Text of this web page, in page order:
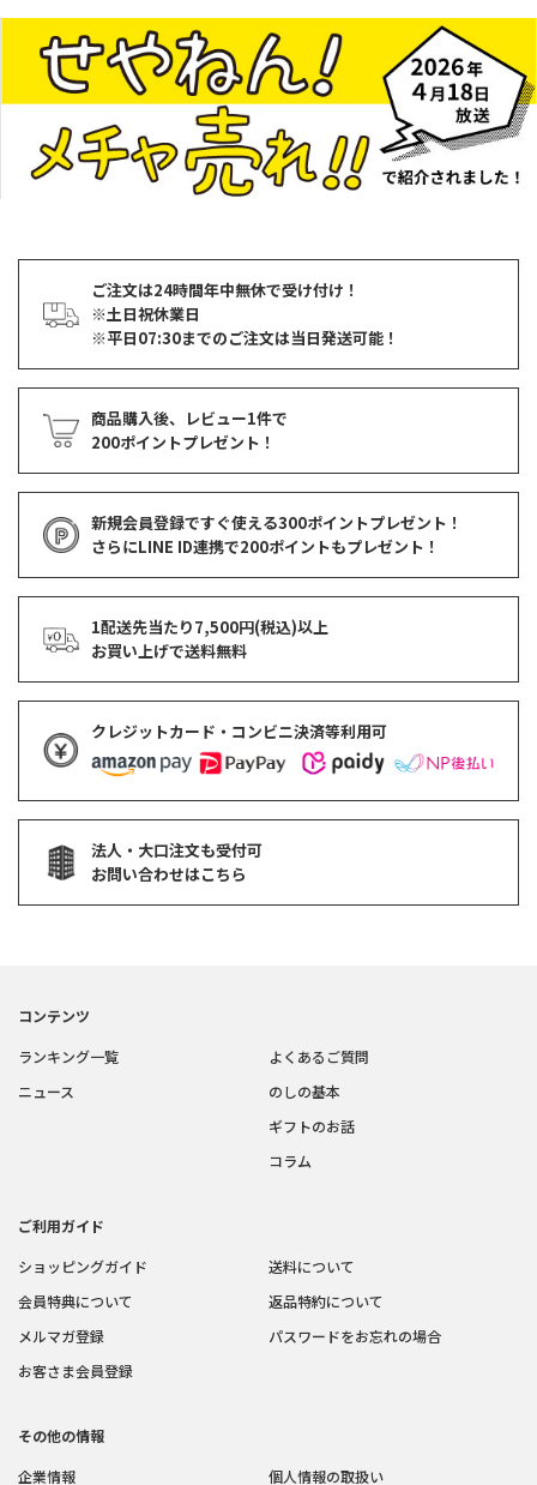
ご注文は24時間年中無休で受け付け！
※土日祝休業日
※平日07:30までのご注文は当日発送可能！
商品購入後、レビュー1件で
200ポイントプレゼント！
新規会員登録ですぐ使える300ポイントプレゼント！
さらにLINE ID連携で200ポイントもプレゼント！
1配送先当たり7,500円(税込)以上
お買い上げで送料無料
クレジットカード・コンビニ決済等利用可
法人・大口注文も受付可
お問い合わせはこちら
コンテンツ
ランキング一覧
ニュース
よくあるご質問
のしの基本
ギフトのお話
コラム
ご利用ガイド
ショッピングガイド
会員特典について
メルマガ登録
お客さま会員登録
送料について
返品特約について
パスワードをお忘れの場合
その他の情報
企業情報
個人情報の取扱い